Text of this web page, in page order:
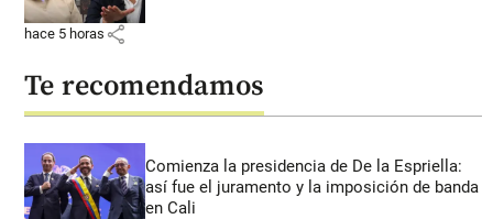
hace 5 horas share
Te recomendamos
Comienza la presidencia de De la Espriella:
así fue el juramento y la imposición de banda
en Cali